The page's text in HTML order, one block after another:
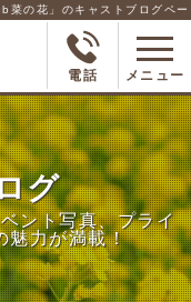
」のキャストブログページで
電話 メニュー
グ
ント写真、プライ
魅力が満載！